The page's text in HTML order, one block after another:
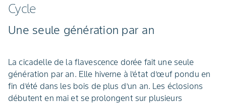
Cycle
Une seule génération par an
La cicadelle de la flavescence dorée fait une seule
génération par an. Elle hiverne à l’état d’œuf pondu en
fin d’été dans les bois de plus d’un an. Les éclosions
débutent en mai et se prolongent sur plusieurs